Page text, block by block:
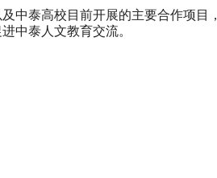
中泰高校目前开展的主要合作项目，
中泰人文教育交流。